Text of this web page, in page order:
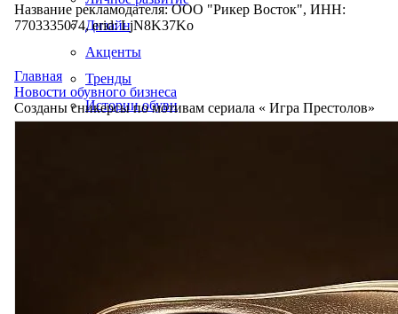
Дизайн
Акценты
Тренды
Истории обуви
Название рекламодателя: ООО "Рикер Восток", ИНН:
7703335074, erid: LjN8K37Ko
Главная
Новости обувного бизнеса
Созданы сникерсы по мотивам сериала « Игра Престолов»